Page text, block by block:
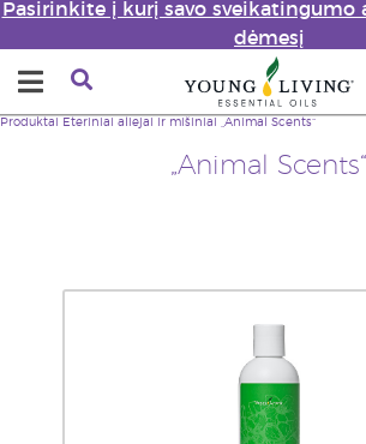
Pasirinkite į kurį savo sveikatingumo
dėmesį
„Animal Scents“
Produktai Eteriniai aliejai ir mišiniai „Animal Scents“